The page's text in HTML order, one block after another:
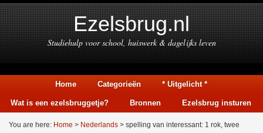
Ezelsbrug.nl
Studiehulp voor school, huiswerk & dagelijks leven
Home Categorieën * Uitgelicht *
Wat is een ezelsbruggetje? Bronnen Ezelsbrug insturen
You are here: Home > Nederlands > spelling van interessant: 1 rok, twee